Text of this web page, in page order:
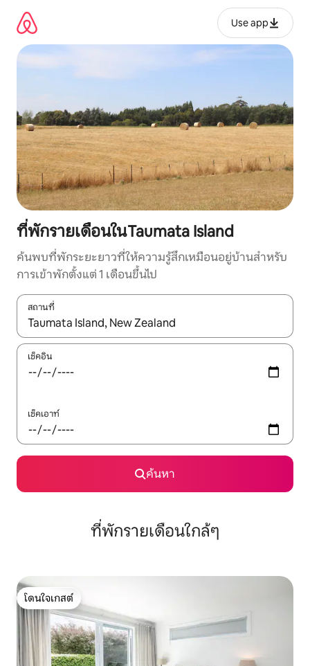
เนื้อหา
Use app
ที่พักรายเดือนในTaumata Island
ค้นพบที่พักระยะยาวที่ให้ความรู้สึกเหมือนอยู่บ้านสำหรับ
การเข้าพักตั้งแต่ 1 เดือนขึ้นไป
สถานที่
ใช้ลูกศรขึ้นลง หรือใช้การสัมผัสหรือปัด เพื่อสำรวจผลการค้นหา
เช็คอิน
เช็คเอาท์
ค้นหา
ที่พักรายเดือนใกล้ๆ
โดนใจเกสต์
โดนใจเกสต์